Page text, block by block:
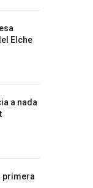
Elche
a nada
primera